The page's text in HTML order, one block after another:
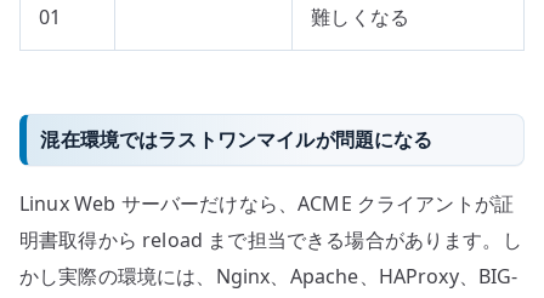
01
難しくなる
混在環境ではラストワンマイルが問題になる
Linux Web サーバーだけなら、ACME クライアントが証
明書取得から reload まで担当できる場合があります。し
かし実際の環境には、Nginx、Apache、HAProxy、BIG-